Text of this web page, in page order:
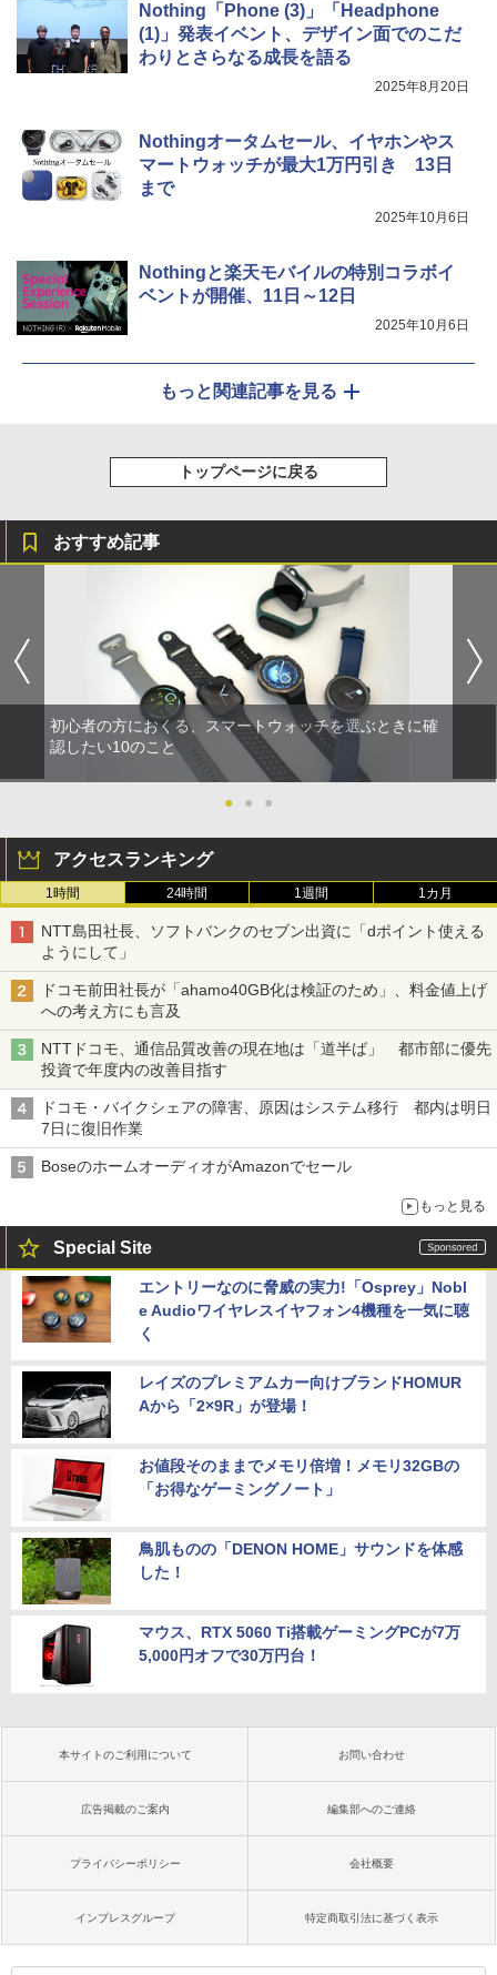
Nothing「Phone (3)」「Headphone
(1)」発表イベント、デザイン面でのこだ
わりとさらなる成長を語る
2025年8月20日
Nothingオータムセール、イヤホンやス
マートウォッチが最大1万円引き 13日
まで
2025年10月6日
Nothingと楽天モバイルの特別コラボイ
ベントが開催、11日～12日
2025年10月6日
もっと関連記事を見る
トップページに戻る
おすすめ記事
初心者の方におくる、スマートウォッチを選ぶときに確
認したい10のこと
● ● ●
アクセスランキング
1時間 24時間 1週間 1カ月
NTT島田社長、ソフトバンクのセブン出資に「dポイント使える
ようにして」
ドコモ前田社長が「ahamo40GB化は検証のため」、料金値上げ
への考え方にも言及
NTTドコモ、通信品質改善の現在地は「道半ば」 都市部に優先
投資で年度内の改善目指す
ドコモ・バイクシェアの障害、原因はシステム移行 都内は明日
7日に復旧作業
BoseのホームオーディオがAmazonでセール
もっと見る
Special Site
エントリーなのに脅威の実力!「Osprey」Nobl
e Audioワイヤレスイヤフォン4機種を一気に聴
く
レイズのプレミアムカー向けブランドHOMUR
Aから「2×9R」が登場！
お値段そのままでメモリ倍増！メモリ32GBの
「お得なゲーミングノート」
鳥肌ものの「DENON HOME」サウンドを体感
した！
マウス、RTX 5060 Ti搭載ゲーミングPCが7万
5,000円オフで30万円台！
本サイトのご利用について お問い合わせ
広告掲載のご案内 編集部へのご連絡
プライバシーポリシー 会社概要
インプレスグループ 特定商取引法に基づく表示